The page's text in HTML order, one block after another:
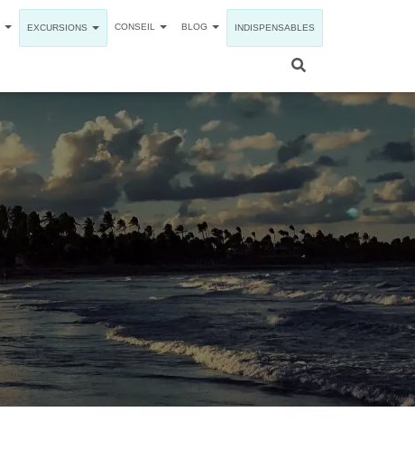
EXCURSIONS CONSEIL BLOG INDISPENSABLES